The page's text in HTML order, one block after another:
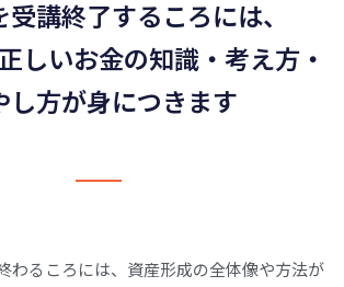
講終了するころには、
しいお金の知識・考え方・
し方が身につきます
わるころには、資産形成の全体像や方法が